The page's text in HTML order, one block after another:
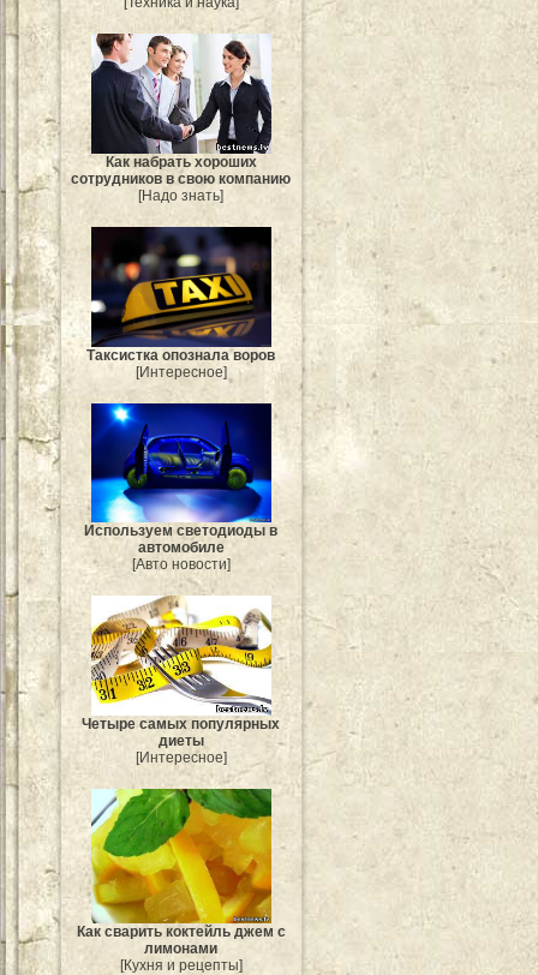
Как набрать хороших
сотрудников в свою компанию
[Надо знать]
Таксистка опознала воров
[Интересное]
Используем светодиоды в
автомобиле
[Авто новости]
Четыре самых популярных
диеты
[Интересное]
Как сварить коктейль джем с
лимонами
[Кухня и рецепты]